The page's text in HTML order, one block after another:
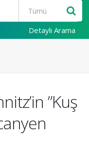
Detaylı Arama
”Kuş